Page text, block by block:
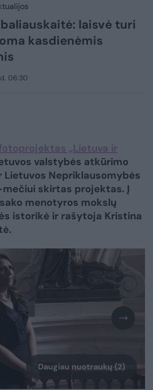
laisvė turi
kasdienėmis
06:30
„Lietuva ir
valstybės atkūrimo
Lietuvos Nepriklausomybės
skirtas projektas. Į
menotyros mokslų
istorikė ir rašytoja Kristina
Daugiau nuotraukų (2)